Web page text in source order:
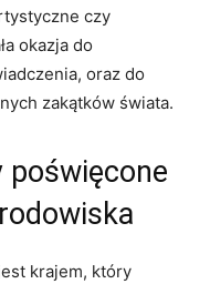
‌czy
okazja ‍do​
oraz​ do
zakątków świata.
poświęcone
krajem, który‌